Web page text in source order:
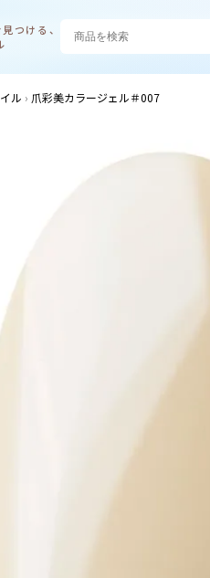
つける、
ル 爪彩美カラージェル＃007